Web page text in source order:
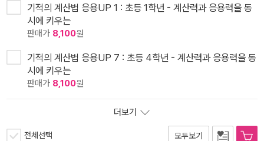
기적의 계산법 응용UP 1 : 초등 1학년 - 계산력과 응용력을 동
시에 키우는
판매가 8,100원
기적의 계산법 응용UP 7 : 초등 4학년 - 계산력과 응용력을 동
시에 키우는
판매가 8,100원
더보기
전체선택 모두보기